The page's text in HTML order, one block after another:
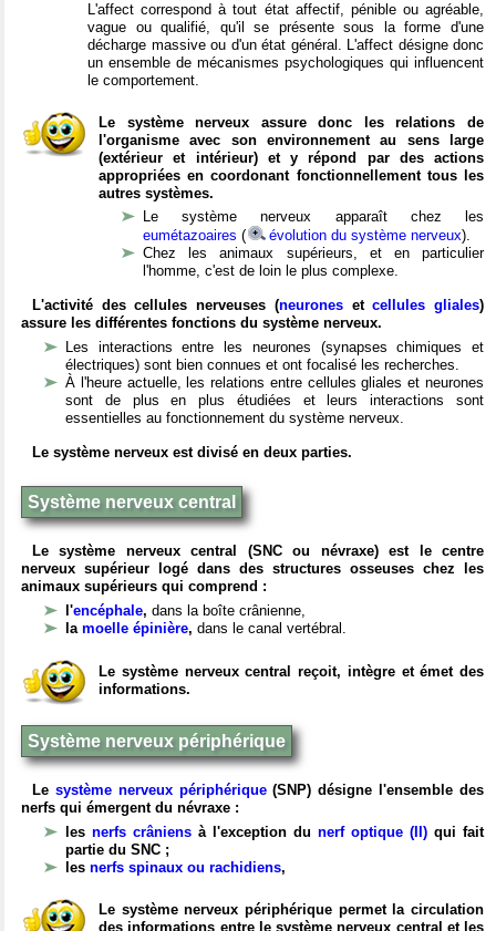
L'affect correspond à tout état affectif, pénible ou agréable,
vague ou qualifié, qu'il se présente sous la forme d'une
décharge massive ou d'un état général. L'affect désigne donc
un ensemble de mécanismes psychologiques qui influencent
le comportement.
Le système nerveux assure donc les relations de
l'organisme avec son environnement au sens large
(extérieur et intérieur) et y répond par des actions
appropriées en coordonant fonctionnellement tous les
autres systèmes.
Le système nerveux apparaît chez les
eumétazoaires ( évolution du système nerveux).
Chez les animaux supérieurs, et en particulier
l'homme, c'est de loin le plus complexe.
L'activité des cellules nerveuses (neuronesetcellules gliales)
assure les différentes fonctions du système nerveux.
Les interactions entre les neurones (synapses chimiques et
électriques) sont bien connues et ont focalisé les recherches.
À l'heure actuelle, les relations entre cellules gliales et neurones
sont de plus en plus étudiées et leurs interactions sont
essentielles au fonctionnement du système nerveux.
Le système nerveux est divisé en deux parties.
Système nerveux central
Le système nerveux central (SNC ou névraxe) est le centre
nerveux supérieur logé dans des structures osseuses chez les
animaux supérieurs qui comprend :
l'encéphale, dans la boîte crânienne,
la moelle épinière, dans le canal vertébral.
Le système nerveux central reçoit, intègre et émet des
informations.
Système nerveux périphérique
Le système nerveux périphérique(SNP) désigne l'ensemble des
nerfs qui émergent du névraxe :
les nerfs crâniens à l'exception du nerf optique (II) qui fait
partie du SNC ;
les nerfs spinaux ou rachidiens,
Le système nerveux périphérique permet la circulation
des informations entre le système nerveux central et les